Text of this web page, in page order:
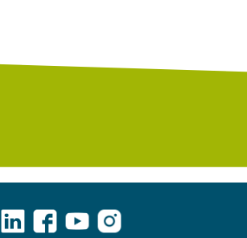
LinkedInFacebookYouTubeInstagram